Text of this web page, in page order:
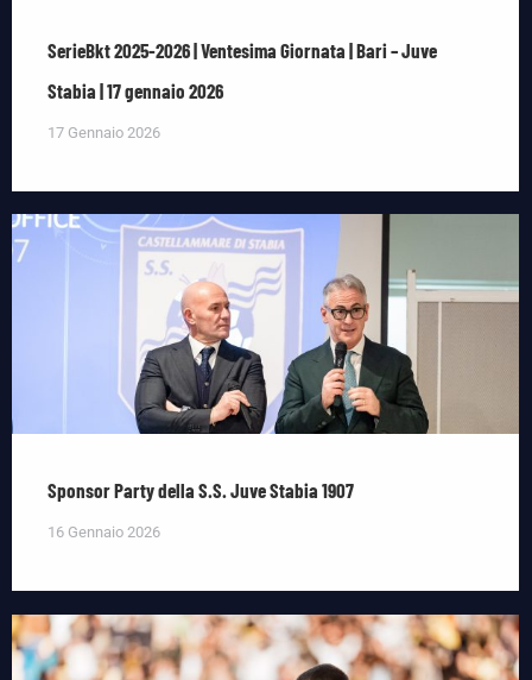
SerieBkt 2025-2026 | Ventesima Giornata | Bari – Juve
Stabia | 17 gennaio 2026
17 Gennaio 2026
Sponsor Party della S.S. Juve Stabia 1907
16 Gennaio 2026